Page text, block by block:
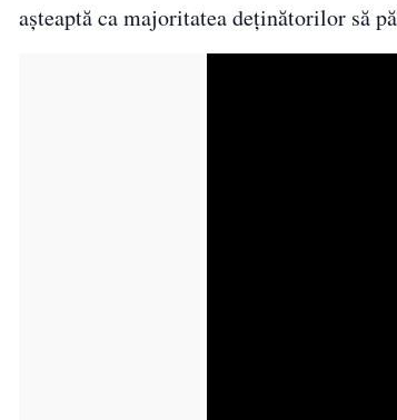
așteaptă ca majoritatea deținătorilor să